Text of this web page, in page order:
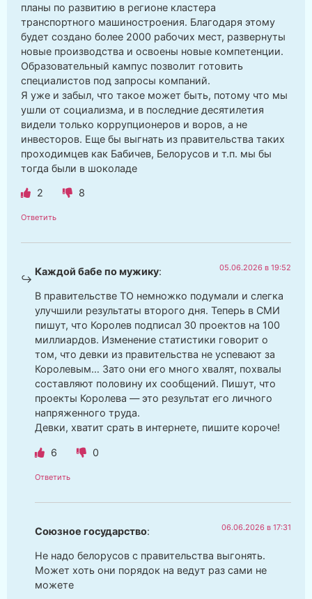
планы по развитию в регионе кластера
транспортного машиностроения. Благодаря этому
будет создано более 2000 рабочих мест, развернуты
новые производства и освоены новые компетенции.
Образовательный кампус позволит готовить
специалистов под запросы компаний.
Я уже и забыл, что такое может быть, потому что мы
ушли от социализма, и в последние десятилетия
видели только коррупционеров и воров, а не
инвесторов. Еще бы выгнать из правительства таких
проходимцев как Бабичев, Белорусов и т.п. мы бы
тогда были в шоколаде
2 8
Ответить
Каждой бабе по мужику: 05.06.2026 в 19:52
В правительстве ТО немножко подумали и слегка
улучшили результаты второго дня. Теперь в СМИ
пишут, что Королев подписал 30 проектов на 100
миллиардов. Изменение статистики говорит о
том, что девки из правительства не успевают за
Королевым… Зато они его много хвалят, похвалы
составляют половину их сообщений. Пишут, что
проекты Королева — это результат его личного
напряженного труда.
Девки, хватит срать в интернете, пишите короче!
6 0
Ответить
Союзное государство: 06.06.2026 в 17:31
Не надо белорусов с правительства выгонять.
Может хоть они порядок на ведут раз сами не
можете